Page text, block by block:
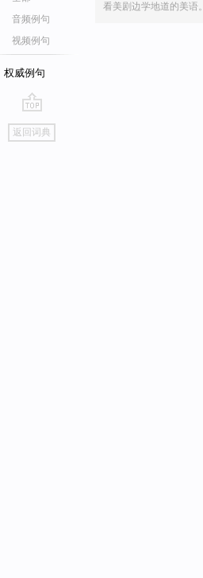
音频例句
视频例句
权威例句
go
top
返回词典
看美剧边学地道的美语。